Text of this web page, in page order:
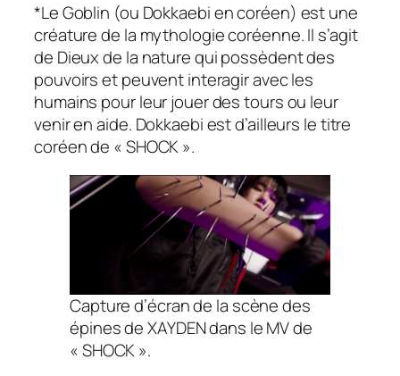
*LeGoblin (ou Dokkaebi en coréen) est une
créature de la mythologie coréenne. Il s’agit
de Dieux de la nature qui possèdent des
pouvoirs et peuvent interagir avec les
humains pour leur jouer des tours ou leur
venir en aide. Dokkaebi est d’ailleurs le titre
coréen de « SHOCK ».
Capture d’écran de la scène des
épines de XAYDEN dans le MV de
« SHOCK ».